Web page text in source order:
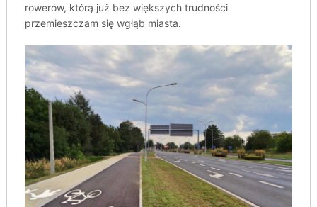
rowerów, którą już bez większych trudności
przemieszczam się wgłąb miasta.